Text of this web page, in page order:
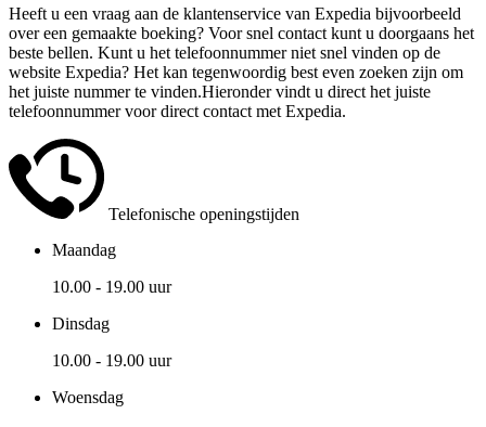
Heeft u een vraag aan de klantenservice van Expedia bijvoorbeeld
over een gemaakte boeking? Voor snel contact kunt u doorgaans het
beste bellen. Kunt u het telefoonnummer niet snel vinden op de
website Expedia? Het kan tegenwoordig best even zoeken zijn om
het juiste nummer te vinden.Hieronder vindt u direct het juiste
telefoonnummer voor direct contact met Expedia.
Telefonische openingstijden
Maandag
10.00 - 19.00 uur
Dinsdag
10.00 - 19.00 uur
Woensdag